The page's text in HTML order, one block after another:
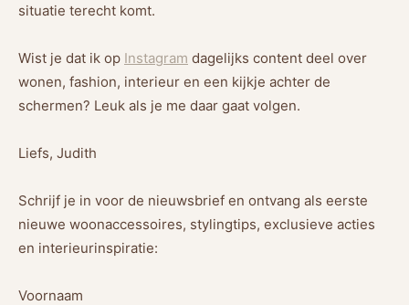
situatie terecht komt.
Wist je dat ik op Instagram dagelijks content deel over
wonen, fashion, interieur en een kijkje achter de
schermen? Leuk als je me daar gaat volgen.
Liefs, Judith
Schrijf je in voor de nieuwsbrief en ontvang als eerste
nieuwe woonaccessoires, stylingtips, exclusieve acties
en interieurinspiratie:
Voornaam